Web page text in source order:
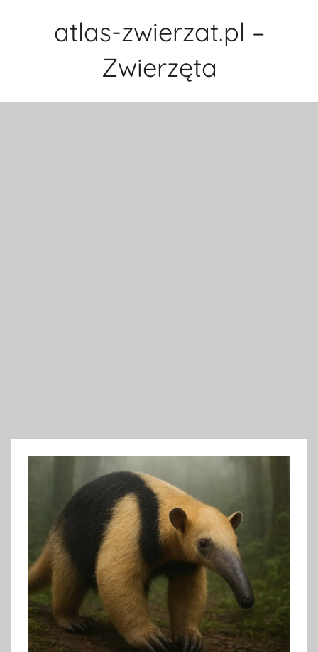
atlas-zwierzat.pl –
Zwierzęta